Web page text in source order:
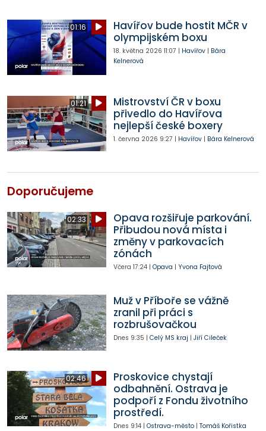
01:16
Havířov bude hostit MČR v
olympijském boxu
18. května 2026 11:07 | Havířov| Bára
Kelnerová
01:21
Mistrovství ČR v boxu
přivedlo do Havířova
nejlepší české boxery
1. června 2026 9:27 | Havířov| Bára Kelnerová
Doporučujeme
02:33
Opava rozšiřuje parkování.
Přibudou nová místa i
změny v parkovacích
zónách
Včera 17:24| Opava | Yvona Fajtová
Muž v Příboře se vážně
zranil při práci s
rozbrušovačkou
Dnes 9:35 | Celý MS kraj | Jiří Cileček
02:46
Proskovice chystají
odbahnění. Ostrava je
podpoří z Fondu životního
prostředí.
Dnes 9:14| Ostrava-město| Tomáš Kořistka